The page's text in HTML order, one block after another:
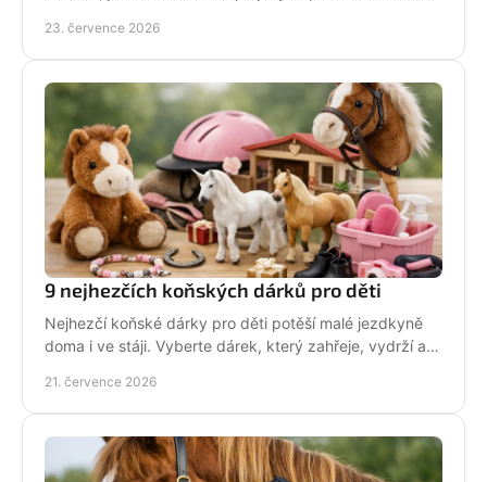
23. července 2026
9 nejhezčích koňských dárků pro děti
Nejhezčí koňské dárky pro děti potěší malé jezdkyně
doma i ve stáji. Vyberte dárek, který zahřeje, vydrží a
21. července 2026